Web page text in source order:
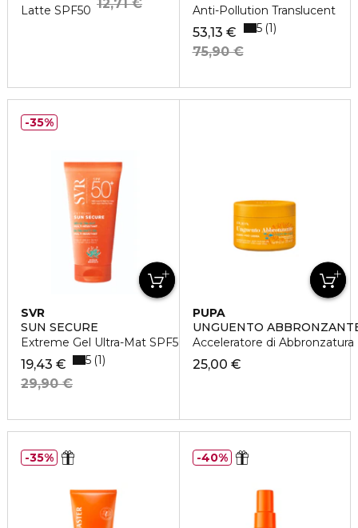
Latte SPF50 12,71 €
Anti-Pollution Translucent
53,13 €
75,90 €
5 1
SVR
SUN SECURE
Extreme Gel Ultra-Mat SPF50+
19,43 €
29,90 €
5 1
35%
PUPA
UNGUENTO
Acceleratore di Abbronzatura
25,00 €
35% 40%